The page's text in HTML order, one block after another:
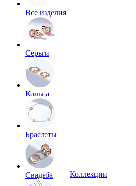
Все изделия
Серьги
Кольца
Браслеты
Свадьба
Коллекции